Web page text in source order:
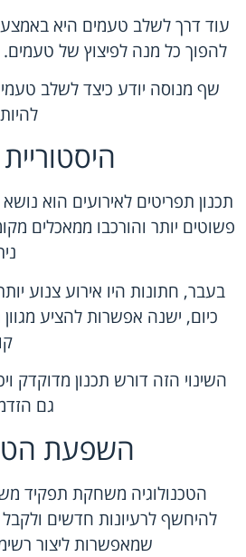
עוד דרך לשלב טעמים היא באמצעות
להפוך כל מנה לפיצוץ של
שף מנוסה יודע כיצד לשלב
תכנון תפריטים לאירועים הוא
פשוטים יותר והורכבו ממאכלים
בעבר, חתונות היו אירוע צנוע
כיום, ישנה אפשרות להציע מגוון
השינוי הזה דורש תכנון מדוקדק
גם
השפעת
הטכנולוגיה משחקת תפקיד
להיחשף לרעיונות חדשים
שמאפשרות ליצור